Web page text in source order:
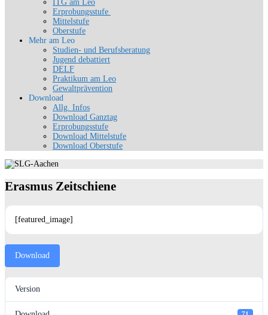
ITG am Leo
Erprobungsstufe
Mittelstufe
Oberstufe
Mehr am Leo
Studien- und Berufsberatung
Jugend debattiert
DELF
Praktikum am Leo
Gewaltprävention
Download
Allg. Infos
Download Ganztag
Erprobungsstufe
Download Mittelstufe
Download Oberstufe
Erasmus Zeitschiene
[featured_image]
Download
Version